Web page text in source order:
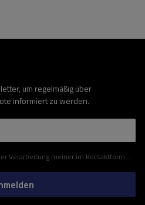
um regelmäßig über
informiert zu werden.
Daten gemäß der Verordnung (EU) des Europäischen Parlaments und des Rates zu.